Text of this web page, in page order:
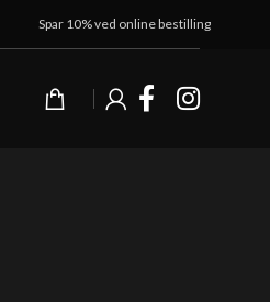
Spar 10% ved online bestilling